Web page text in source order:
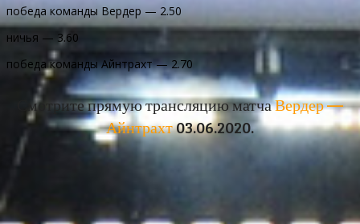
победа команды Вердер — 2.50
ничья — 3.60
победа команды Айнтрахт — 2.70
Смотрите прямую трансляцию матчаВердер —
Айнтрахт03.06.2020.